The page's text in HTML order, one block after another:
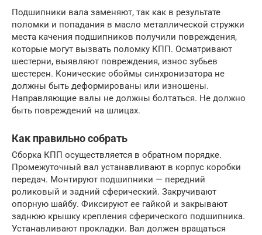
Подшипники вала заменяют, так как в результате
поломки и попадания в масло металлической стружки
места качения подшипников получили повреждения,
которые могут вызвать поломку КПП. Осматривают
шестерни, выявляют повреждения, износ зубьев
шестерен. Конические обоймы синхронизатора не
должны быть деформированы или изношены.
Направляющие валы не должны болтаться. Не должно
быть повреждений на шлицах.
Как правильно собрать
Сборка КПП осуществляется в обратном порядке.
Промежуточный вал устанавливают в корпус коробки
передач. Монтируют подшипники — передний
роликовый и задний сферический. Закручивают
опорную шайбу. Фиксируют ее гайкой и закрывают
заднюю крышку крепления сферического подшипника.
Устанавливают прокладки. Вал должен вращаться